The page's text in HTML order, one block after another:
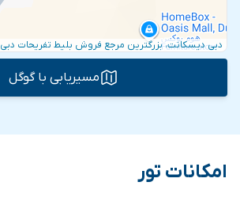
دبی دیسکانت، بزرگترین مرجع فروش بلیط تفریحات دبی
مسیریابی با گوگل
امکانات تور